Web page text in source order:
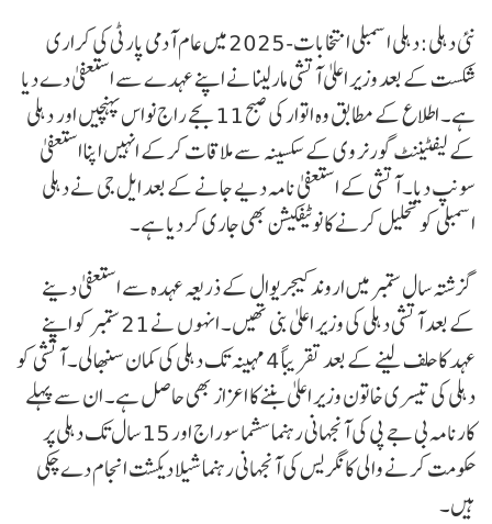
نئی دہلی:دہلی اسمبلی انتخابات-2025 میں عام آدمی پارٹی کی کراری
شکست کے بعد وزیر اعلیٰ آتشی مارلینا نے اپنے عہدے سے استعفیٰ دے دیا
ہے۔ اطلاع کے مطابق وہ اتوار کی صبح 11 بجے راج نواس پہنچیں اور دہلی
کے لیفٹیننٹ گورنر وی کے سکسینہ سے ملاقات کرکے انہیں اپنا استعفیٰ
سونپ دیا۔ آتشی کے استعفیٰ نامہ دیے جانے کے بعد ایل جی نے دہلی
اسمبلی کو تحلیل کرنے کا نوٹیفکیشن بھی جاری کر دیا ہے۔
گزشتہ سال ستمبر میں اروند کیجریوال کے ذریعہ عہدہ سے استعفیٰ دینے
کے بعد آتشی دہلی کی وزیر اعلیٰ بنی تھیں۔ انہوں نے 21 ستمبر کو اپنے
عہد کا حلف لینے کے بعد تقریباً 4 مہینہ تک دہلی کی کمان سنبھالی۔ آتشی کو
دہلی کی تیسری خاتون وزیر اعلیٰ بننے کا اعزاز بھی حاصل ہے۔ ان سے پہلے
کارنامہ بی جے پی کی آنجہانی رہنما سشما سوراج اور 15 سال تک دہلی پر
حکومت کرنے والی کانگریس کی آنجہانی رہنما شیلا دیکشت انجام دے چکی
ہیں۔